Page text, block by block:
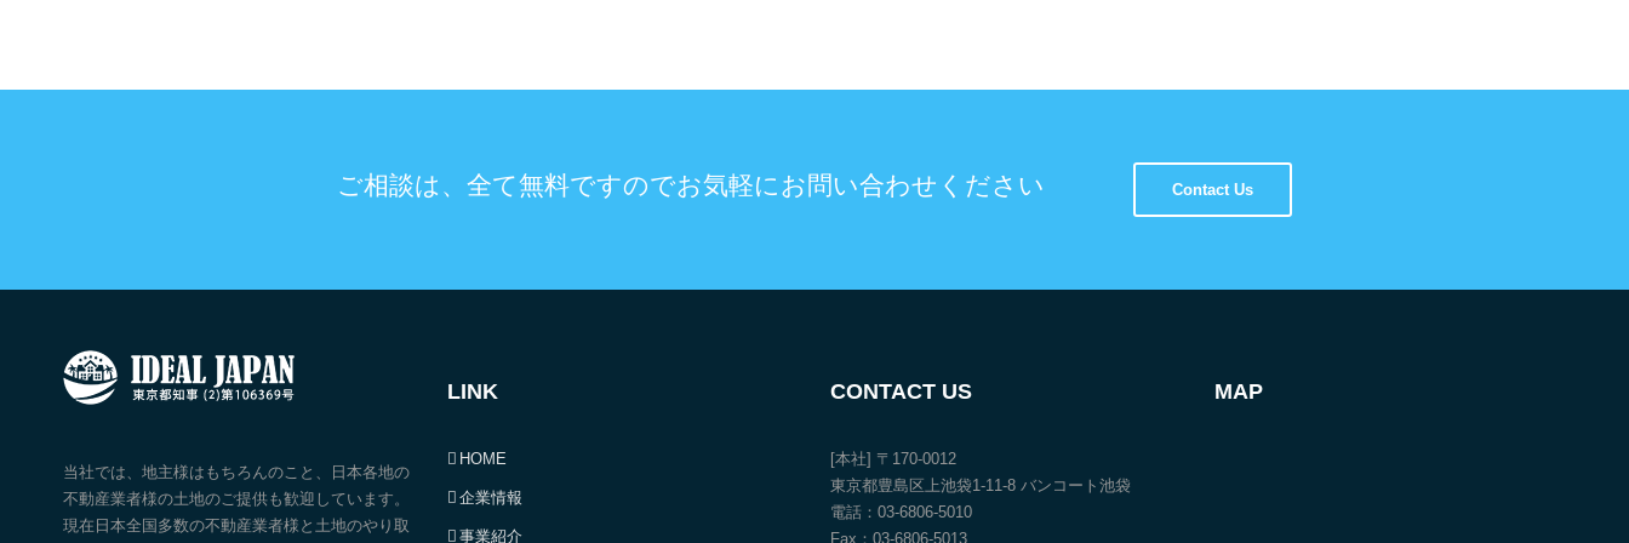
ご相談は、全て無料ですのでお気軽にお問い合わせください Contact Us
当社では、地主様はもちろんのこと、日本各地の
不動産業者様の土地のご提供も歓迎しています。
現在日本全国多数の不動産業者様と土地のやり取
LINK
HOME
企業情報
事業紹介
CONTACT US
[本社] 〒170-0012
東京都豊島区上池袋1-11-8 バンコート池袋
電話：03-6806-5010
Fax：03-6806-5013
MAP